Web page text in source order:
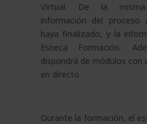
Virtual. De la
información del
haya finalizado, y la
Esneca Formación.
dispondrá de módulos con
en directo.
Durante la formación, el